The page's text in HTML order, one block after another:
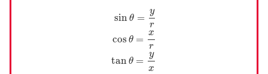
sinθ =
y
r
cos θ =
x
r
tanθ =
y
x